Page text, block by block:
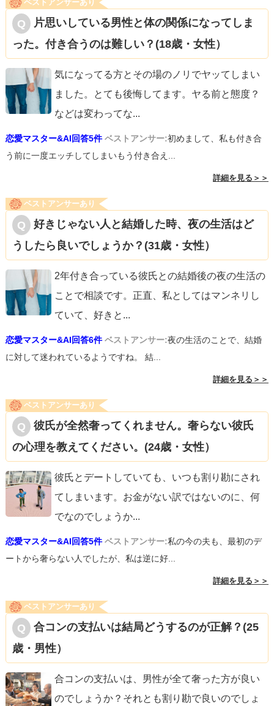
ベストアンサーあり
片思いしている男性と体の関係になってしま
った。付き合うのは難しい？(18歳・女性）
気になってる方とその場のノリでヤッてしまい
ました。とても後悔してます。ヤる前と態度？
などは変わってな...
恋愛マスター&AI回答5件 ベストアンサー:初めまして、私も付き合
う前に一度エッチしてしまいもう付き合え...
詳細を見る＞＞
ベストアンサーあり
好きじゃない人と結婚した時、夜の生活はど
うしたら良いでしょうか？(31歳・女性）
2年付き合っている彼氏との結婚後の夜の生活の
ことで相談です。正直、私としてはマンネリし
ていて、好きと ...
恋愛マスター&AI回答6件 ベストアンサー:夜の生活のことで、結婚
に対して迷われているようですね。 結...
詳細を見る＞＞
ベストアンサーあり
彼氏が全然奢ってくれません。奢らない彼氏
の心理を教えてください。(24歳・女性）
彼氏とデートしていても、いつも割り勘にされ
てしまいます。お金がない訳ではないのに、何
でなのでしょうか...
恋愛マスター&AI回答5件 ベストアンサー:私の今の夫も、最初のデ
ートから奢らない人でしたが、私は逆に好...
詳細を見る＞＞
ベストアンサーあり
合コンの支払いは結局どうするのが正解？(25
歳・男性）
合コンの支払いは、男性が全て奢った方が良い
のでしょうか？それとも割り勘で良いのでしょ